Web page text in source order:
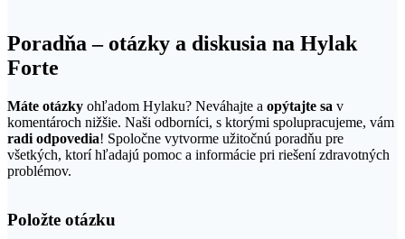
Poradňa – otázky a diskusia na Hylak
Forte
Máte otázky ohľadom Hylaku? Neváhajte a opýtajte sa v
komentároch nižšie. Naši odborníci, s ktorými spolupracujeme, vám
radi odpovedia! Spoločne vytvorme užitočnú poradňu pre
všetkých, ktorí hľadajú pomoc a informácie pri riešení zdravotných
problémov.
Položte otázku